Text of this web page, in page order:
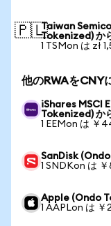
🇵🇱Taiwan
Tokenized) か
1 TSMon は zł
他のRWAをCNY
iShares MSCI
Tokenized) か
1 EEMon は ￥
SanDisk
1 SNDKon は
Apple (Ondo
1 AAPLon は ￥